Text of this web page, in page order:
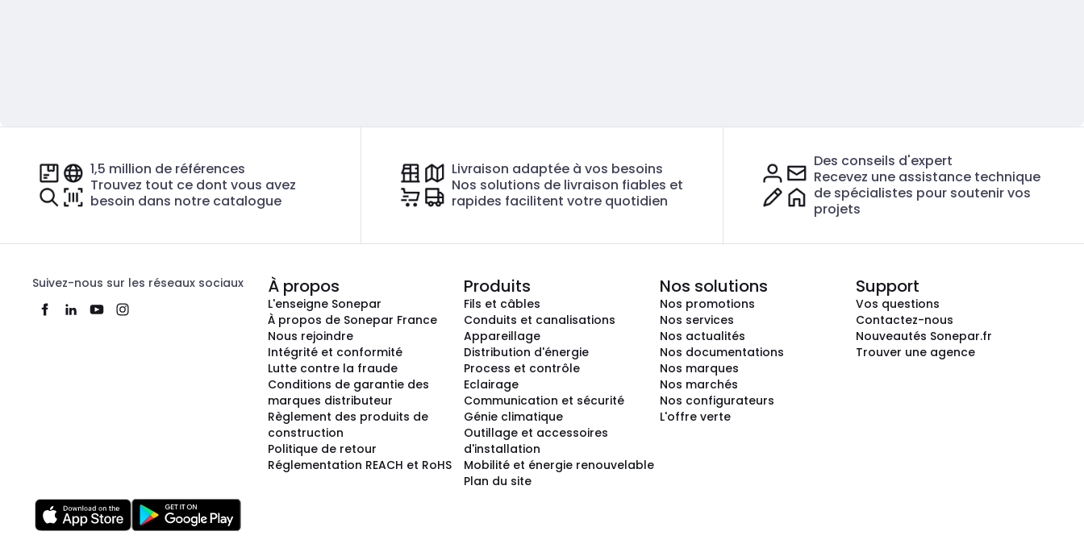
1,5 million de références
Trouvez tout ce dont vous avez
besoin dans notre catalogue
Livraison adaptée à vos besoins
Nos solutions de livraison fiables et
rapides facilitent votre quotidien
Des conseils d'expert
Recevez une assistance technique
de spécialistes pour soutenir vos
projets
Suivez-nous sur les réseaux sociaux À propos
L'enseigne Sonepar
À propos de Sonepar France
Nous rejoindre
Intégrité et conformité
Lutte contre la fraude
Conditions de garantie des
marques distributeur
Règlement des produits de
construction
Politique de retour
Réglementation REACH et RoHS
Produits
Fils et câbles
Conduits et canalisations
Appareillage
Distribution d'énergie
Process et contrôle
Eclairage
Communication et sécurité
Génie climatique
Outillage et accessoires
d'installation
Mobilité et énergie renouvelable
Plan du site
Nos solutions
Nos promotions
Nos services
Nos actualités
Nos documentations
Nos marques
Nos marchés
Nos configurateurs
L'offre verte
Support
Vos questions
Contactez-nous
Nouveautés Sonepar.fr
Trouver une agence